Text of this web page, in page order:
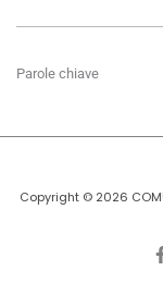
Parole chiave
Copyright © 2026